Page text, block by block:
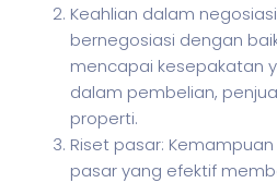
Keahlian dalam
bernegosiasi dengan
mencapai kesepakatan
dalam pembelian,
properti.
Riset pasar:
pasar yang efektif